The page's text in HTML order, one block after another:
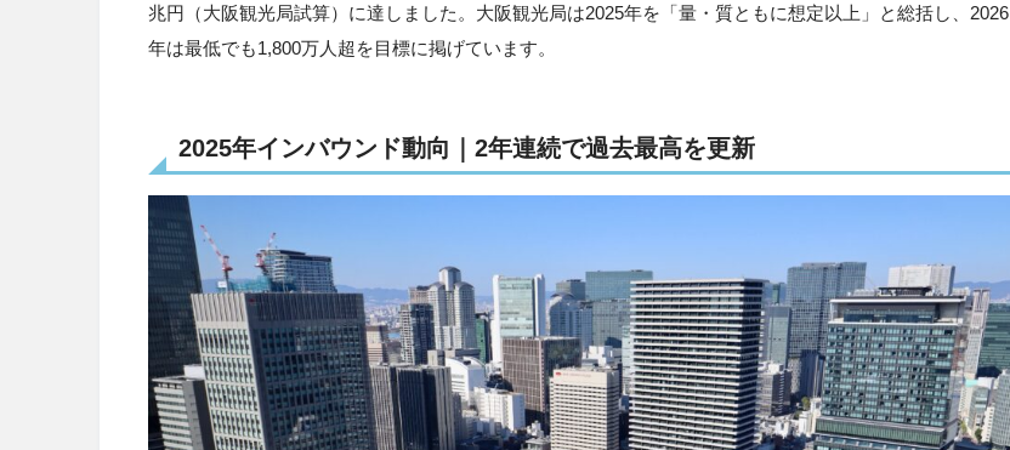
兆円（大阪観光局試算）に達しました。大阪観光局は2025年を「量・質ともに想定以上」と総括し、2026
年は最低でも1,800万人超を目標に掲げています。
2025年インバウンド動向｜2年連続で過去最高を更新